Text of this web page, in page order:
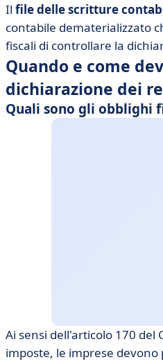
Il file delle scritture
contabile dematerializzato
fiscali di controllare la
Quando e come
dichiarazione dei
Quali sono gli obblighi
Ai sensi dell'articolo 170 del
imposte, le imprese devono